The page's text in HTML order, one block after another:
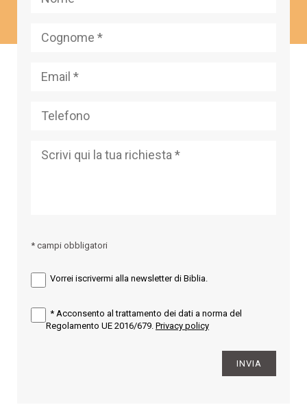
* campi obbligatori
Vorrei iscrivermi alla newsletter di Biblia.
* Acconsento al trattamento dei dati a norma del
Regolamento UE 2016/679. Privacy policy
INVIA